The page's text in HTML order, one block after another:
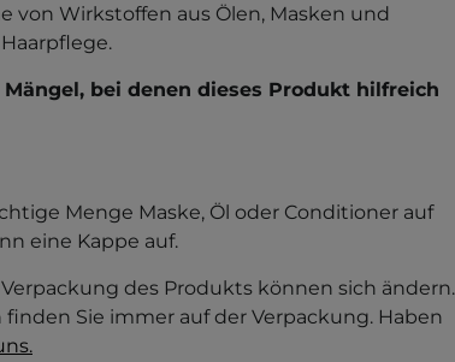
von Wirkstoffen aus Ölen, Masken und
.
bei denen dieses Produkt hilfreich
Menge Maske, Öl oder Conditioner auf
eine Kappe auf.
des Produkts können sich ändern.
Sie immer auf der Verpackung. Haben